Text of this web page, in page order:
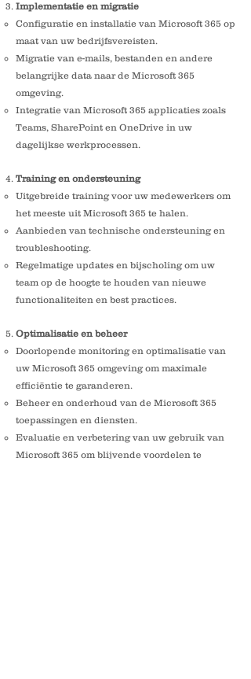
Implementatie en migratie
Configuratie en installatie van Microsoft 365 op
maat van uw bedrijfsvereisten.
Migratie van e-mails, bestanden en andere
belangrijke data naar de Microsoft 365
omgeving.
Integratie van Microsoft 365 applicaties zoals
Teams, SharePoint en OneDrive in uw
dagelijkse werkprocessen.
Training en ondersteuning
Uitgebreide training voor uw medewerkers om
het meeste uit Microsoft 365 te halen.
Aanbieden van technische ondersteuning en
troubleshooting.
Regelmatige updates en bijscholing om uw
team op de hoogte te houden van nieuwe
functionaliteiten en best practices.
Optimalisatie en beheer
Doorlopende monitoring en optimalisatie van
uw Microsoft 365 omgeving om maximale
efficiëntie te garanderen.
Beheer en onderhoud van de Microsoft 365
toepassingen en diensten.
Evaluatie en verbetering van uw gebruik van
Microsoft 365 om blijvende voordelen te